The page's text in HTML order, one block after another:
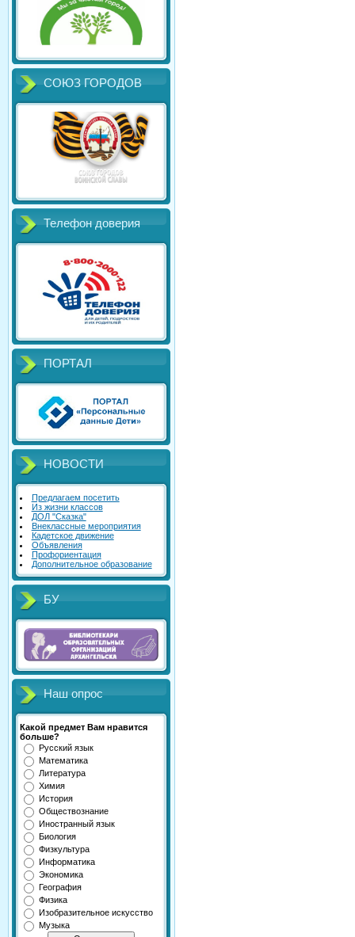
СОЮЗ ГОРОДОВ
Телефон доверия
ПОРТАЛ
НОВОСТИ
Предлагаем посетить
Из жизни классов
ДОЛ "Сказка"
Внеклассные мероприятия
Кадетское движение
Объявления
Профориентация
Дополнительное образование
БУ
Наш опрос
Какой предмет Вам нравится
больше?
Русский язык
Математика
Литература
Химия
История
Обществознание
Иностранный язык
Биология
Физкультура
Информатика
Экономика
География
Физика
Изобразительное искусство
Музыка